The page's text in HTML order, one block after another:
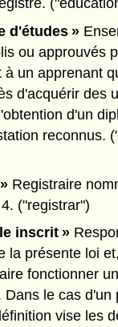
d'études »
ou approuvés
à un apprenant
d'acquérir des
d'un
reconnus.
Registraire
("registrar")
inscrit »
la présente loi
fonctionner
Dans le cas d'un
vise les